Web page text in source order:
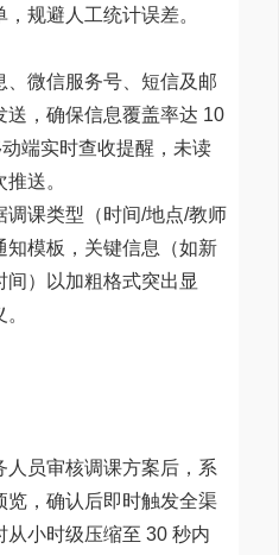
规避人工统计误差。
、微信服务号、短信及邮
送，确保信息覆盖率达 10
端实时查收提醒，未读
送。
调课类型（时间/地点/教师
知模板，关键信息（如新
间）以加粗格式突出显
人员审核调课方案后，系
览，确认后即时触发全渠
从小时级压缩至 30 秒内